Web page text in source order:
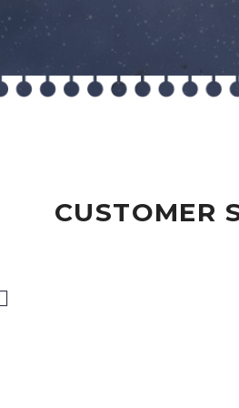
CUSTOMER